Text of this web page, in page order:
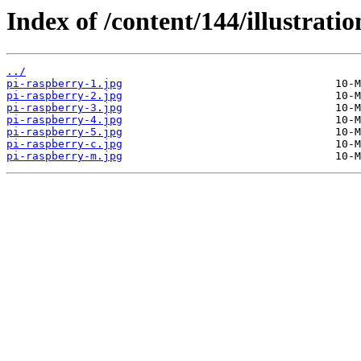
Index of /content/144/
../
pi-raspberry-1.jpg
pi-raspberry-2.jpg
pi-raspberry-3.jpg
pi-raspberry-4.jpg
pi-raspberry-5.jpg
pi-raspberry-c.jpg
pi-raspberry-m.jpg